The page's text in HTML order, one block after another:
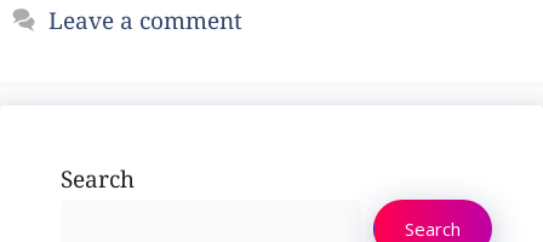
Leave a comment
Search
Search